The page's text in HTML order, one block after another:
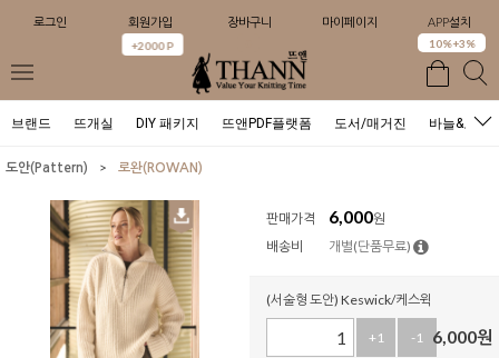
로그인 회원가입
+2000 P
장바구니 마이페이지 APP설치
10%+3%
브랜드 뜨개실 DIY 패키지 뜨앤PDF플랫폼 도서/매거진 바늘&도구
도안(Pattern) > 로완(ROWAN)
판매가격 6,000원
배송비
개별(단품무료)
(서술형 도안) Keswick/케스윅
+1 -1 6,000원